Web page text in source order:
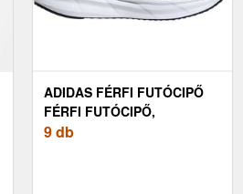
ADIDAS FÉRFI FUTÓCIPŐ
FÉRFI FUTÓCIPŐ,
FEKETEMÉRET 44 2/3
9 db